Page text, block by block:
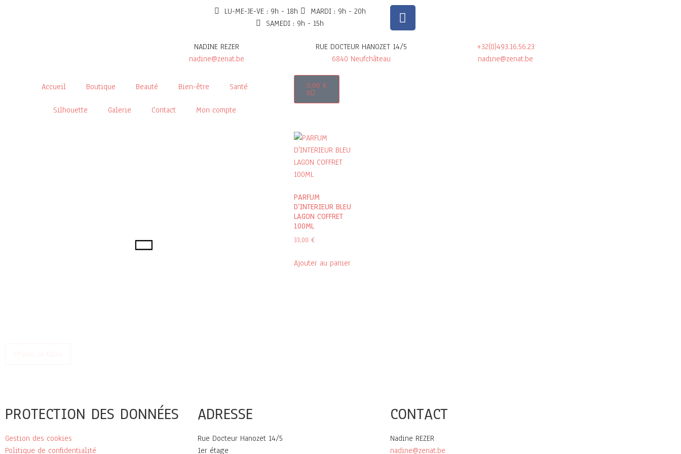
LU-ME-JE-VE : 9h - 18h
MARDI : 9h - 20h
SAMEDI : 9h - 15h
NADINE REZER
nadine@zenat.be
RUE DOCTEUR HANOZET 14/5
6840 Neufchâteau
+32(0)493.16.56.23
nadine@zenat.be
Accueil Boutique Beauté Bien-être Santé
Silhouette Galerie Contact Mon compte
0,00 €
0
PARFUM
D’INTERIEUR BLEU
LAGON COFFRET
100ML
33,00 €
Ajouter au panier
PROTECTION DES DONNÉES
Gestion des cookies
Politique de confidentialité
ADRESSE
Rue Docteur Hanozet 14/5
1er étage
CONTACT
Nadine REZER
nadine@zenat.be